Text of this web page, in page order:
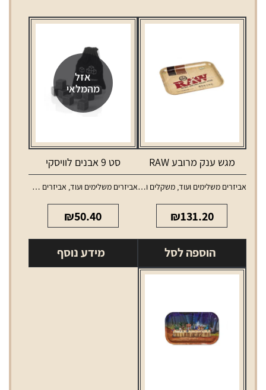
מגש ענק מרובע RAW
אביזרים משלימים ועוד, משקלים ומגשים
₪131.20
הוספה לסל
אזל
מהמלאי
סט 9 אבנים לוויסקי
אביזרים משלימים ועוד, אביזרים משלימים לאלכוהול
₪50.40
מידע נוסף